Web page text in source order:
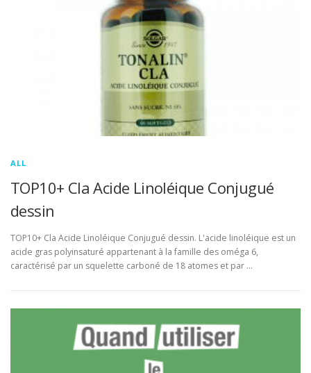
ALL
TOP10+ Cla Acide Linoléique Conjugué
dessin
TOP10+ Cla Acide Linoléique Conjugué dessin. L'acide linoléique est un
acide gras polyinsaturé appartenant à la famille des oméga 6,
caractérisé par un squelette carboné de 18 atomes et par …